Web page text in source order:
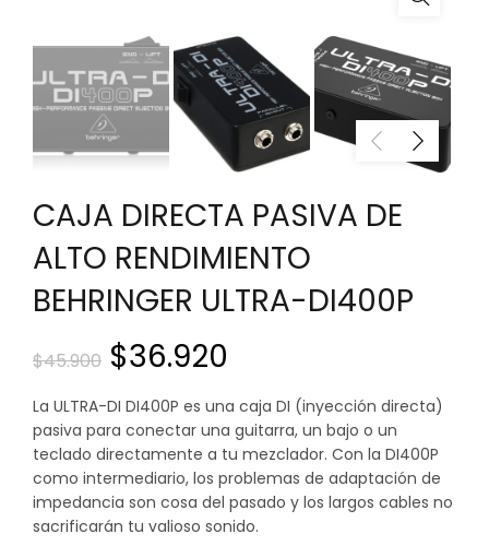
CAJA DIRECTA PASIVA DE
ALTO RENDIMIENTO
BEHRINGER ULTRA-DI400P
$45.900 El
precio
original
era:
$36.920
precio
actual
es:
La ULTRA-DI DI400P es una caja DI (inyección directa)
pasiva para conectar una guitarra, un bajo o un
teclado directamente a tu mezclador. Con la DI400P
como intermediario, los problemas de adaptación de
impedancia son cosa del pasado y los largos cables no
sacrificarán tu valioso sonido.